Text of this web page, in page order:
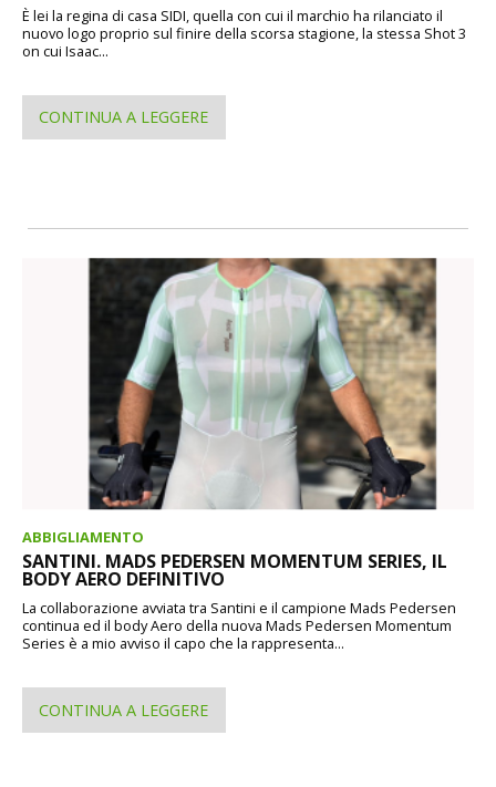
È lei la regina di casa SIDI, quella con cui il marchio ha rilanciato il
nuovo logo proprio sul finire della scorsa stagione, la stessa Shot 3
on cui Isaac...
CONTINUA A LEGGERE
ABBIGLIAMENTO
SANTINI. MADS PEDERSEN MOMENTUM SERIES, IL
BODY AERO DEFINITIVO
La collaborazione avviata tra Santini e il campione Mads Pedersen
continua ed il body Aero della nuova Mads Pedersen Momentum
Series è a mio avviso il capo che la rappresenta...
CONTINUA A LEGGERE